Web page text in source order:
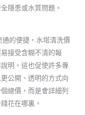
隱患或水質問題。
的便捷，水塔清洗價
接受含糊不清的報
明。這也促使許多專
公開、透明的方式向
總價，而是會詳細列
花在哪裏。